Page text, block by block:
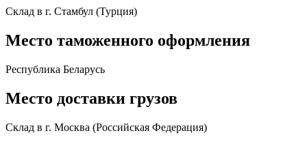
Склад в г. Стамбул (Турция)
Место таможенного оформления
Республика Беларусь
Место доставки грузов
Склад в г. Москва (Российская Федерация)